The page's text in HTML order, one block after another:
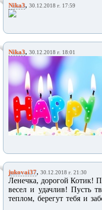
Nika3, 30.12.2018 г. 17:59
Nika3, 30.12.2018 г. 18:01
jukovai37, 30.12.2018 г. 21:30
Ленечка, дорогой Котик!
весел и удачлив! Пусть
теплом, берегут тебя и